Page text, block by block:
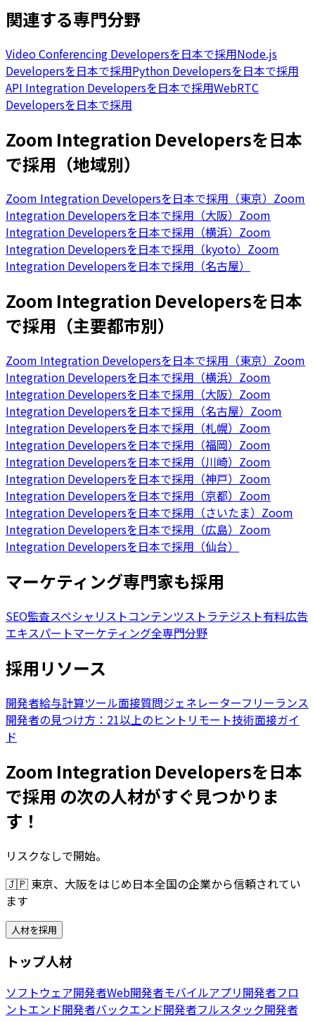
関連する専門分野
Video Conferencing Developersを日本で採用Node.js
Developersを日本で採用Python Developersを日本で採用
API Integration Developersを日本で採用WebRTC
Developersを日本で採用
Zoom Integration Developersを日本
で採用（地域別）
Zoom Integration Developersを日本で採用（東京） Zoom
Integration Developersを日本で採用（大阪） Zoom
Integration Developersを日本で採用（横浜） Zoom
Integration Developersを日本で採用（kyoto） Zoom
Integration Developersを日本で採用（名古屋）
Zoom Integration Developersを日本
で採用（主要都市別）
Zoom Integration Developersを日本で採用（東京） Zoom
Integration Developersを日本で採用（横浜） Zoom
Integration Developersを日本で採用（大阪） Zoom
Integration Developersを日本で採用（名古屋） Zoom
Integration Developersを日本で採用（札幌） Zoom
Integration Developersを日本で採用（福岡） Zoom
Integration Developersを日本で採用（川崎） Zoom
Integration Developersを日本で採用（神戸） Zoom
Integration Developersを日本で採用（京都） Zoom
Integration Developersを日本で採用（さいたま） Zoom
Integration Developersを日本で採用（広島） Zoom
Integration Developersを日本で採用（仙台）
マーケティング専門家も採用
SEO監査スペシャリストコンテンツストラテジスト有料広告
エキスパートマーケティング全専門分野
採用リソース
開発者給与計算ツール面接質問ジェネレーターフリーランス
開発者の見つけ方：21以上のヒント リモート技術面接ガイ
ド
Zoom Integration Developersを日本
で採用 の次の人材がすぐ見つかりま
す！
リスクなしで開始。
🇯🇵 東京、大阪をはじめ日本全国の企業から信頼されてい
ます
人材を採用
トップ人材
ソフトウェア開発者Web開発者モバイルアプリ開発者フロ
ントエンド開発者バックエンド開発者フルスタック開発者